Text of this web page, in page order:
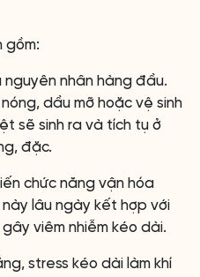
gồm:
nhân hàng đầu.
dầu mỡ hoặc vệ sinh
sẽ sinh ra và tích tụ ở
đặc.
chức năng vận hóa
này lâu ngày kết hợp với
viêm nhiễm kéo dài.
stress kéo dài làm khí